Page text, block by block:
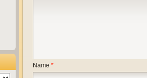
Name *